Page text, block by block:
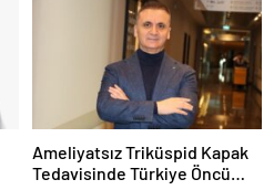
Ameliyatsız Triküspid Kapak
Tedavisinde Türkiye Öncü